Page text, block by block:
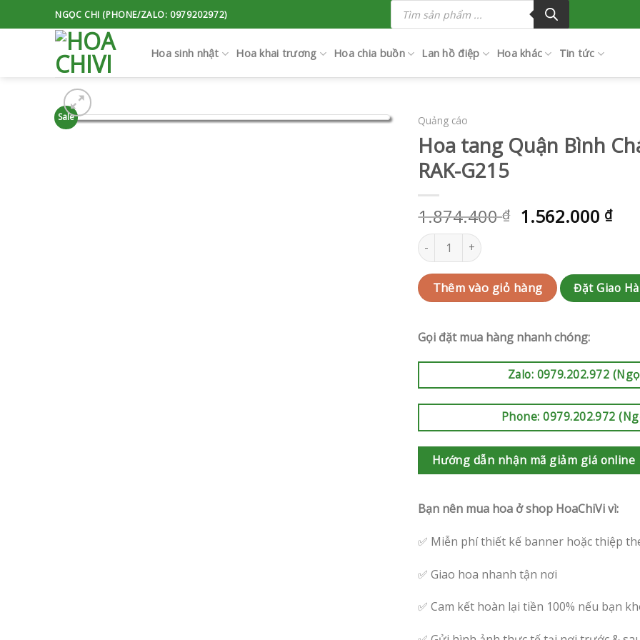
to
NGỌC CHI (PHONE/ZALO: 0979202972)
Tìm
kiếm
phẩm
Hoa sinh nhật Hoa khai trương Hoa chia buồn Lan hồ điệp Hoa khác Tin tức
Sale Quảng cáo
Hoa tang Quận Bình
RAK-G215
1.874.400₫ 1.562.000 ₫
Hoa tang Quận Bình Chánh | QC-RAK-G215
Thêm vào giỏ hàng Đặt Giao
Gọi đặt mua hàng nhanh chóng:
Zalo: 0979.202.972
Phone: 0979.202.972
Hướng dẫn nhận mã giảm giá online
Bạn nên mua hoa ở shop HoaChiVi vì:
✅ Miễn phí thiết kế banner hoặc thiệp
✅ Giao hoa nhanh tận nơi
✅ Cam kết hoàn lại tiền 100% nếu bạn